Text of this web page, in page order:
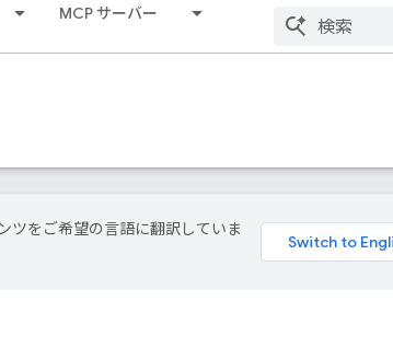
MCP サーバー
ツをご希望の言語に翻訳していま